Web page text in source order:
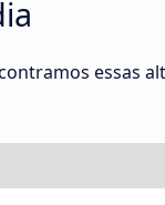
essas